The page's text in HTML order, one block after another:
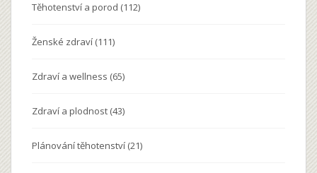
Těhotenství a porod (112)
Ženské zdraví (111)
Zdraví a wellness (65)
Zdraví a plodnost (43)
Plánování těhotenství (21)